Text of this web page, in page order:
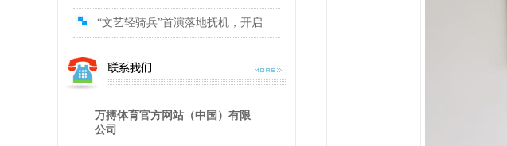
“文艺轻骑兵”首演落地抚机，开启
万搏体育官方网站（中国）有限
公司